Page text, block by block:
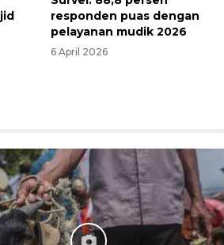
responden puas dengan
pelayanan mudik 2026
6 April 2026